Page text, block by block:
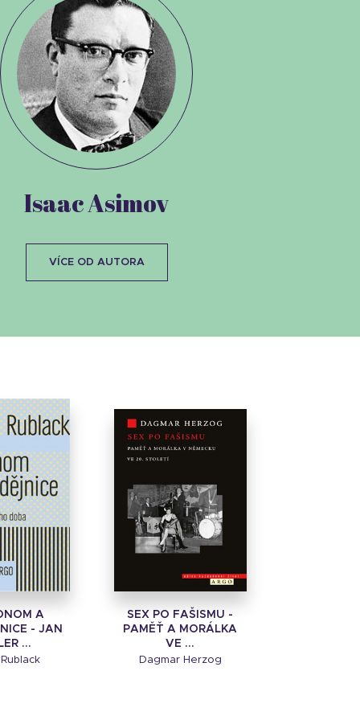
Isaac Asimov
VÍCE OD AUTORA
A
- JAN
...
SEX PO FAŠISMU -
PAMĚŤ A MORÁLKA
VE ...
Dagmar Herzog